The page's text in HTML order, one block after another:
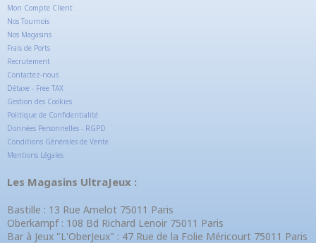
Mon Compte Client
Nos Tournois
Nos Magasins
Frais de Ports
Recrutement
Contactez-nous
Détaxe - Free TAX
Gestion des Cookies
Politique de Confidentialité
Données Personnelles - RGPD
Conditions Générales de Vente
Mentions Légales
Les Magasins UltraJeux :
Bastille : 13 Rue Amelot 75011 Paris
Oberkampf : 108 Bd Richard Lenoir 75011 Paris
Bar à Jeux "L'OberJeux" : 47 Rue de la Folie Méricourt 75011 Paris